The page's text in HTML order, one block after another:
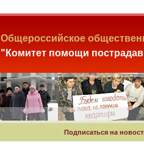
Общероссийское
"Комитет помощи
Подписаться на